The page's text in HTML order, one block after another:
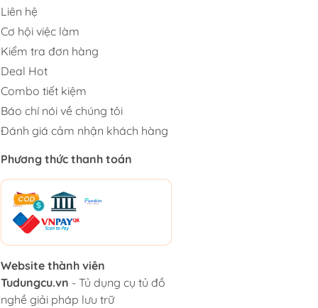
Liên hệ
Cơ hội việc làm
Kiểm tra đơn hàng
Deal Hot
Combo tiết kiệm
Báo chí nói về chúng tôi
Đánh giá cảm nhận khách hàng
Phương thức thanh toán
Website thành viên
Tudungcu.vn - Tủ dụng cụ tủ đồ
nghề giải pháp lưu trữ